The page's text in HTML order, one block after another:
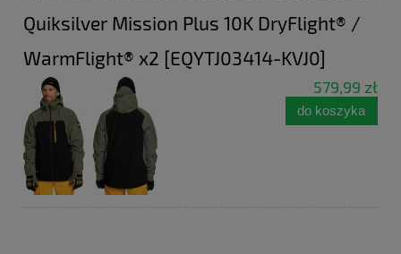
Quiksilver Mission Plus 10K DryFlight® /
WarmFlight® x2 [EQYTJ03414-KVJ0]
579,99 zł
do koszyka